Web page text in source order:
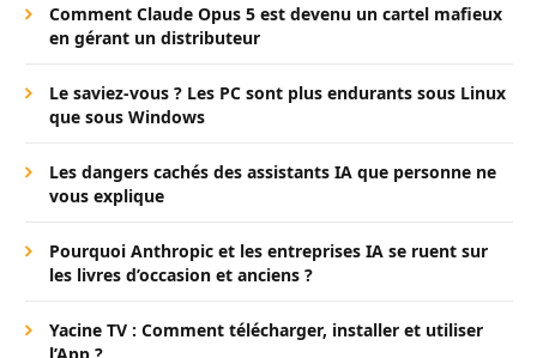
Comment Claude Opus 5 est devenu un cartel mafieux
en gérant un distributeur
Le saviez-vous ? Les PC sont plus endurants sous Linux
que sous Windows
Les dangers cachés des assistants IA que personne ne
vous explique
Pourquoi Anthropic et les entreprises IA se ruent sur
les livres d’occasion et anciens ?
Yacine TV : Comment télécharger, installer et utiliser